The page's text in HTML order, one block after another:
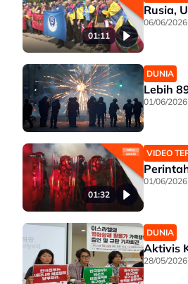
01:11
Rusia,
06/06/2026
DUNIA
Lebih
01/06/2026
01:32
VIDEO
01/06/2026
DUNIA
Aktivis
28/05/2026